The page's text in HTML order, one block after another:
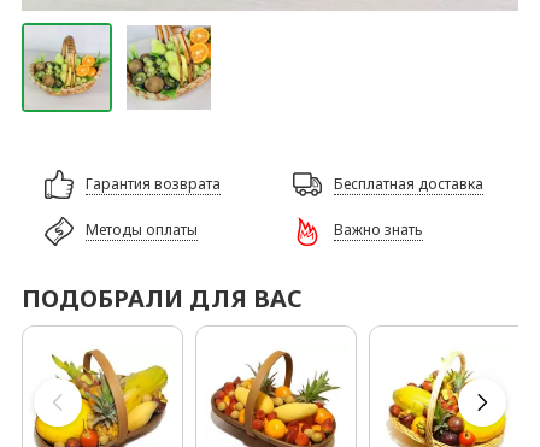
Гарантия возврата Бесплатная доставка
Методы оплаты Важно знать
ПОДОБРАЛИ ДЛЯ ВАС